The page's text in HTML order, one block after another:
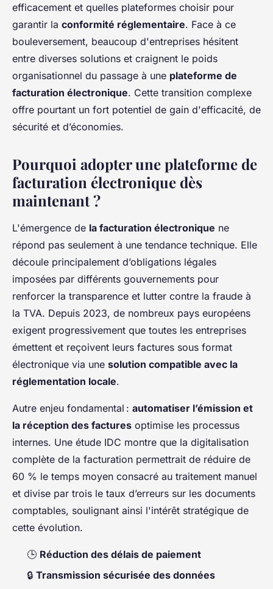
efficacement et quelles plateformes choisir pour
garantir la conformité réglementaire. Face à ce
bouleversement, beaucoup d'entreprises hésitent
entre diverses solutions et craignent le poids
organisationnel du passage à une plateforme de
facturation électronique. Cette transition complexe
offre pourtant un fort potentiel de gain d'efficacité, de
sécurité et d’économies.
Pourquoi adopter une plateforme de
facturation électronique dès
maintenant ?
L'émergence de la facturation électronique ne
répond pas seulement à une tendance technique. Elle
découle principalement d’obligations légales
imposées par différents gouvernements pour
renforcer la transparence et lutter contre la fraude à
la TVA. Depuis 2023, de nombreux pays européens
exigent progressivement que toutes les entreprises
émettent et reçoivent leurs factures sous format
électronique via une solution compatible avec la
réglementation locale.
Autre enjeu fondamental : automatiser l’émission et
la réception des factures optimise les processus
internes. Une étude IDC montre que la digitalisation
complète de la facturation permettrait de réduire de
60 % le temps moyen consacré au traitement manuel
et divise par trois le taux d’erreurs sur les documents
comptables, soulignant ainsi l'intérêt stratégique de
cette évolution.
🕒 Réduction des délais de paiement
🔒 Transmission sécurisée des données